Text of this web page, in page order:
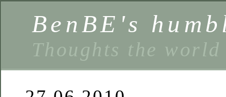
BenBE's
Thoughts the